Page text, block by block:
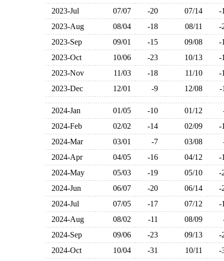
2023-Jul
07/07 -20 07/14
2023-Aug
08/04 -18 08/11
2023-Sep
09/01 -15 09/08
2023-Oct
10/06 -23 10/13
2023-Nov
11/03 -18 11/10
2023-Dec
12/01 -9 12/08
2024-Jan 01/05 -10 01/12
2024-Feb
02/02 -14 02/09
2024-Mar
03/01 -7 03/08
2024-Apr
04/05 -16 04/12
2024-May
05/03 -19 05/10
2024-Jun
06/07 -20 06/14
2024-Jul
07/05 -17 07/12
2024-Aug
08/02 -11 08/09
2024-Sep
09/06 -23 09/13
2024-Oct
10/04 -31 10/11